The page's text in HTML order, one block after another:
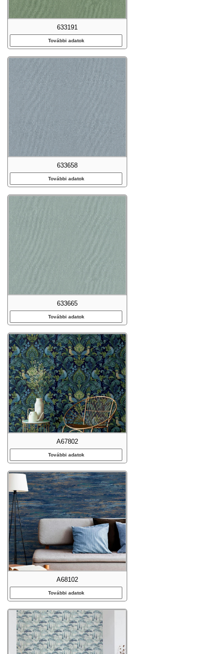
633191
További adatok
633658
További adatok
633665
További adatok
A67802
További adatok
A68102
További adatok